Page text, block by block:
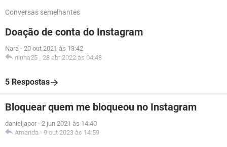
Conversas semelhantes
Doação de conta do Instagram
Nara - 20 out 2021 às 13:42
ninha25 - 28 abr 2022 às 04:48
5 Respostas
Bloquear quem me bloqueou no Instagram
danieljapor - 2 jun 2021 às 14:40
Amanda - 9 out 2023 às 14:59